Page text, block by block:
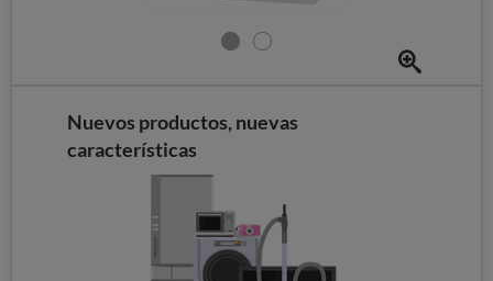
Nuevos productos, nuevas
características